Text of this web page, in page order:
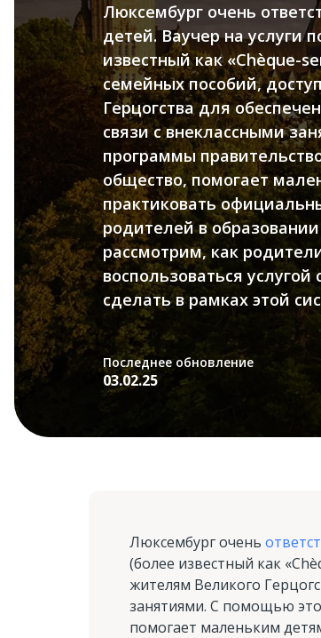
Люксембург очень
детей. Ваучер на услуги
известный как «Chèque-
семейных пособий,
Герцогства для
связи с внеклассными
программы
общество, помогает
практиковать
родителей в
рассмотрим, как
воспользоваться
сделать в рамках этой
Последнее обновление
03.02.25
Люксембург очень
(более известный как
жителям Великого
занятиями. С помощью
помогает маленьким